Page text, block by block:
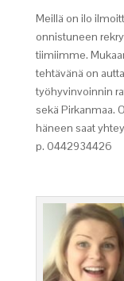
Meillä on ilo
onnistuneen
tiimiimme.
tehtävänä on
työhyvinvoinnin
sekä Pirkanmaa.
häneen saat
p. 0442934426